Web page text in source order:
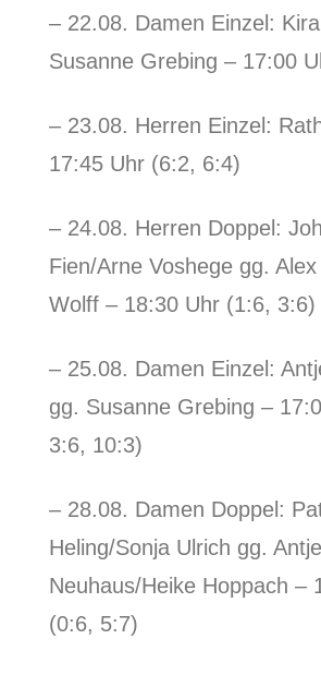
– 22.08. Damen Einzel:
Susanne Grebing – 17:00
– 23.08. Herren Einzel:
17:45 Uhr (6:2, 6:4)
– 24.08. Herren Doppel:
Fien/Arne Voshege gg.
Wolff – 18:30 Uhr (1:6, 3:6)
– 25.08. Damen Einzel:
gg. Susanne Grebing –
3:6, 10:3)
– 28.08. Damen Doppel:
Heling/Sonja Ulrich gg. Antje
Neuhaus/Heike Hoppach –
(0:6, 5:7)